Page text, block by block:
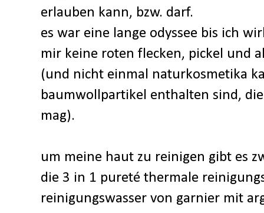
erlauben kann, bzw. darf.
es war eine lange odyssee bis ich
mir keine roten flecken, pickel und
(und nicht einmal naturkosmetika
baumwollpartikel enthalten sind,
mag).
um meine haut zu reinigen gibt es
die 3 in 1 pureté thermale
reinigungswasser von garnier mit